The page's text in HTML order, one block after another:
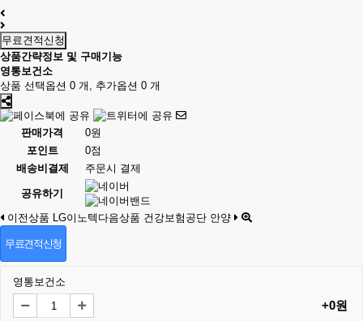
무료견적신청
상품간략정보 및 구매기능
영통보건소
상품 선택옵션 0 개, 추가옵션 0 개
판매가격
0원
포인트
0점
배송비결제
주문시 결제
공유하기
이전상품 LG이노텍 다음상품 건강보험공단 안양
무료견적신청
영통보건소
+0원